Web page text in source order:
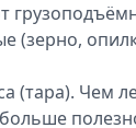
(зерно,
(тара). Чем